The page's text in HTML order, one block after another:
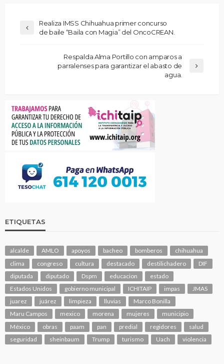
Realiza IMSS Chihuahua primer concurso
de baile “Baila con Magia” del OncoCREAN.
Respalda Alma Portillo con amparos a
parralenses para garantizar el abasto de
agua.
ETIQUETAS
alcalde AMLO apoyos bacheo bomberos
chihuahua
clima
congreso cultura destacado destilichadero
DIF
diputada
diputado Dspm educacion
estado
Estados Unidos
gobierno municipal ICHITAIP impas
JMAS
juarez
juárez limpieza lluvias
Marco Bonilla
Maru Campos
mexico morena mujeres
municipio
México
obras paam pan predial regidores
salud
seguridad
sheinbaum Trump turismo Uach violencia